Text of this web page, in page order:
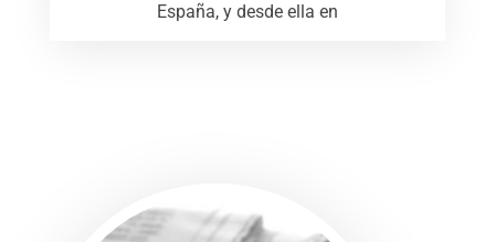
España, y desde ella en